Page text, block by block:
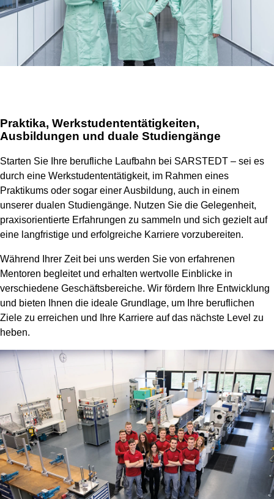
Praktika, Werkstudententätigkeiten,
Ausbildungen und duale Studiengänge
Starten Sie Ihre berufliche Laufbahn bei SARSTEDT – sei es
durch eine Werkstudententätigkeit, im Rahmen eines
Praktikums oder sogar einer Ausbildung, auch in einem
unserer dualen Studiengänge. Nutzen Sie die Gelegenheit,
praxisorientierte Erfahrungen zu sammeln und sich gezielt auf
eine langfristige und erfolgreiche Karriere vorzubereiten.
Während Ihrer Zeit bei uns werden Sie von erfahrenen
Mentoren begleitet und erhalten wertvolle Einblicke in
verschiedene Geschäftsbereiche. Wir fördern Ihre Entwicklung
und bieten Ihnen die ideale Grundlage, um Ihre beruflichen
Ziele zu erreichen und Ihre Karriere auf das nächste Level zu
heben.